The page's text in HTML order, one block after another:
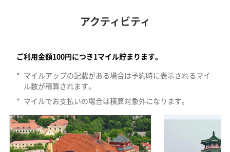
アクティビティ
ご利用金額100円につき1マイル貯まります。
* マイルアップの記載がある場合は予約時に表示されるマイ
ル数が積算されます。
* マイルでお支払いの場合は積算対象外になります。